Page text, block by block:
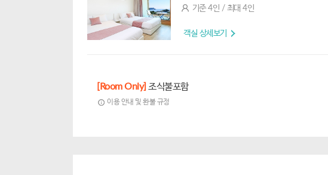
기준 4인 / 최대 4인
객실 상세보기
[Room Only] 조식불포함
이용 안내 및 환불 규정